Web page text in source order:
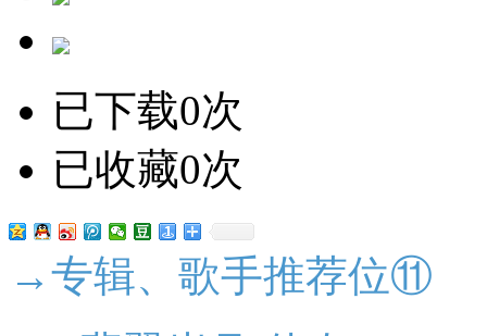
已下载0次
已收藏0次
→专辑、歌手推荐位⑪